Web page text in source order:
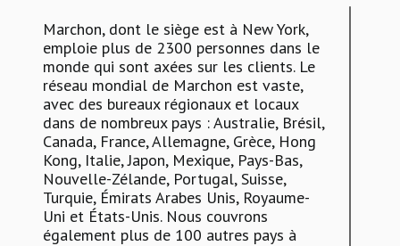
Marchon, dont le siège est à New York,
emploie plus de 2300 personnes dans le
monde qui sont axées sur les clients. Le
réseau mondial de Marchon est vaste,
avec des bureaux régionaux et locaux
dans de nombreux pays : Australie, Brésil,
Canada, France, Allemagne, Grèce, Hong
Kong, Italie, Japon, Mexique, Pays-Bas,
Nouvelle-Zélande, Portugal, Suisse,
Turquie, Émirats Arabes Unis, Royaume-
Uni et États-Unis. Nous couvrons
également plus de 100 autres pays à